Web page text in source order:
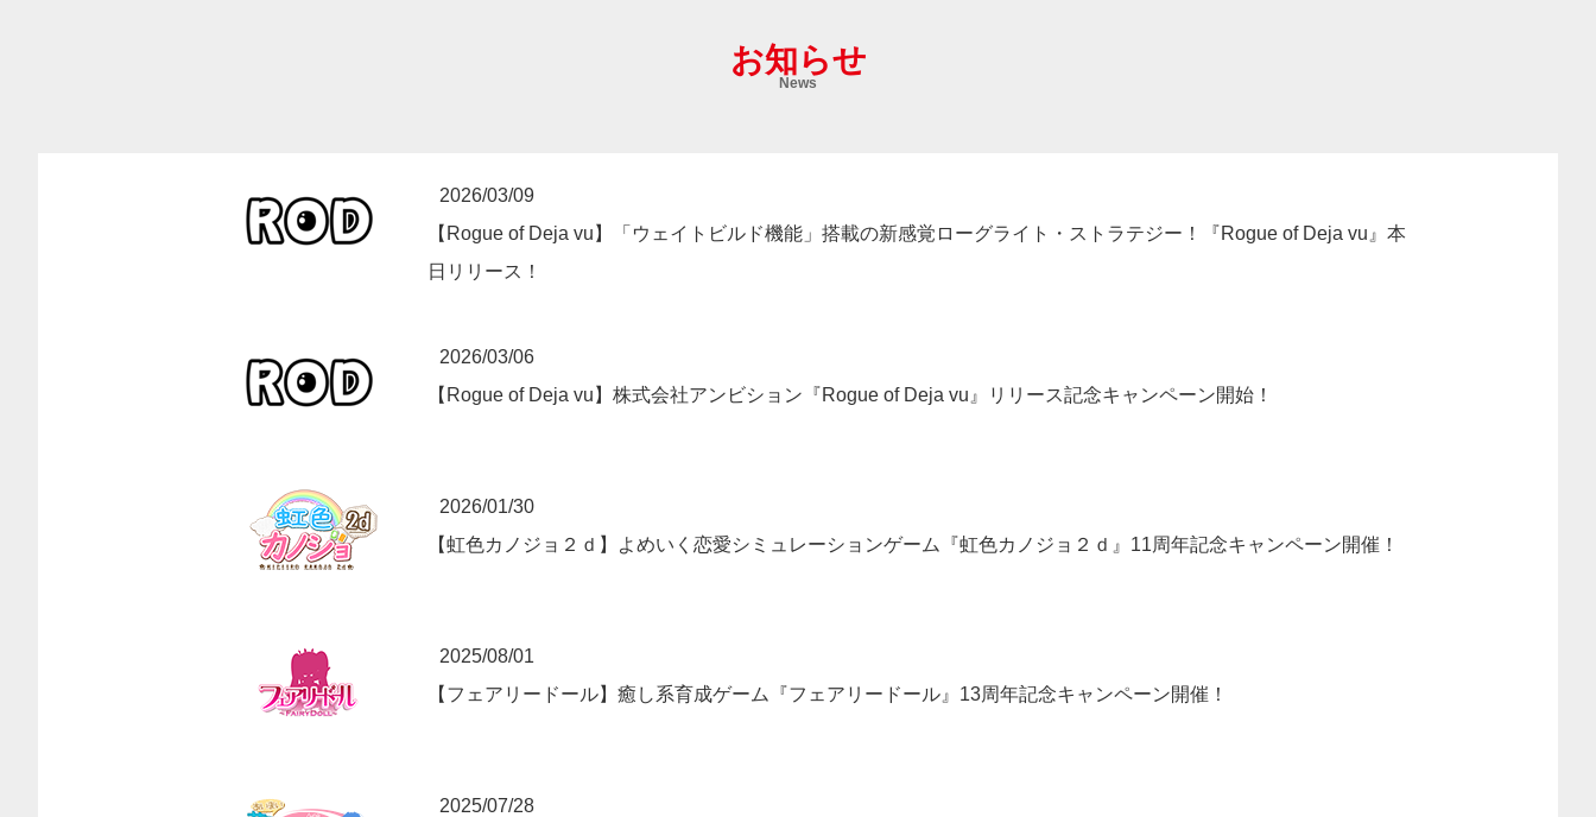
お知らせ
News
2026/03/09
【Rogue of Deja vu】「ウェイトビルド機能」搭載の新感覚ローグライト・ストラテジー！『Rogue of Deja vu』本
日リリース！
2026/03/06
【Rogue of Deja vu】株式会社アンビション『Rogue of Deja vu』リリース記念キャンペーン開始！
2026/01/30
【虹色カノジョ２ｄ】よめいく恋愛シミュレーションゲーム『虹色カノジョ２ｄ』11周年記念キャンペーン開催！
2025/08/01
【フェアリードール】癒し系育成ゲーム『フェアリードール』13周年記念キャンペーン開催！
2025/07/28